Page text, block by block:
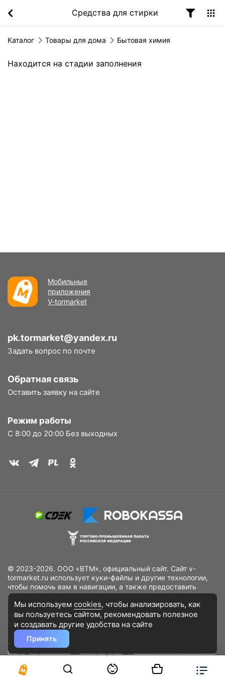
Средства для стирки
Каталог Товары для дома Бытовая химия
Находится на стадии заполнения
Мобильные
приложения
V-tormarket
pk.tormarket@yandex.ru
Задать вопрос по почте
Обратная связь
Оставить заявку на сайте
Режим работы
С 8:00 до 20:00 Без выходных
© 2023-2026. ООО «ВТМ», официальный сайт. Сайт v-
tormarket.ru использует куки-файлы и другие технологии,
чтобы помочь вам в навигации, а также предоставить
лучший пользовательский опыт, анализировать
использование наших продуктов и услуг, повысить
качество рекламных и маркетинговых активностей. Если
Вы не хотите, чтобы Ваши пользовательские данные
обрабатывались, пожалуйста, ограничьте их использование
в своём браузере.
конфиденциальности
Разработано DST Global
Мы используем cookies, чтобы анализировать, как
вы пользуетесь сайтом, рекомендовать полезное
и создавать другие удобства на сайте
Принять